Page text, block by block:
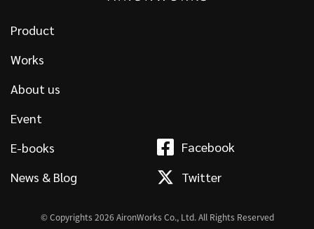
Product
Works
About us
Event
E-books
News & Blog
Facebook
Twitter
© Copyrights 2026 AironWorks Co., Ltd. All Rights Reserved